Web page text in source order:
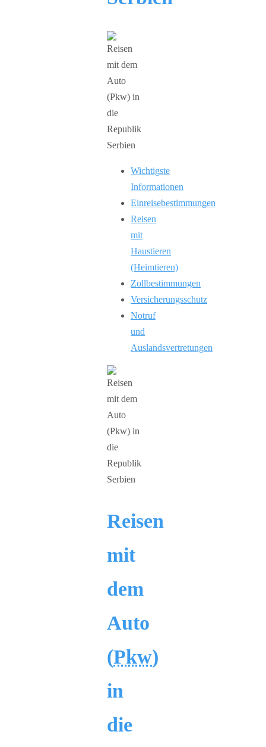
Wichtigste
Informationen
Einreisebestimmungen
Reisen
mit
Haustieren
(Heimtieren)
Zollbestimmungen
Versicherungsschutz
Notruf
und
Auslandsvertretungen
Reisen
mit
dem
Auto
(Pkw)
in
die